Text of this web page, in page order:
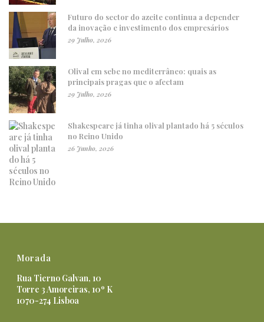
Futuro do sector do azeite continua a depender
da inovação e investimento dos empresários
29 Julho, 2026
Olival em sebe no mediterrâneo: quais as
principais pragas que o afectam
29 Julho, 2026
Shakespeare já tinha olival plantado há 5 séculos
no Reino Unido
26 Junho, 2026
Morada
Rua Tierno Galvan, 10
Torre 3 Amoreiras, 10º K
1070-274 Lisboa